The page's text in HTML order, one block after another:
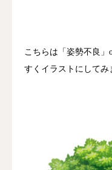
こちらは「姿勢不良
すくイラストにしてみ